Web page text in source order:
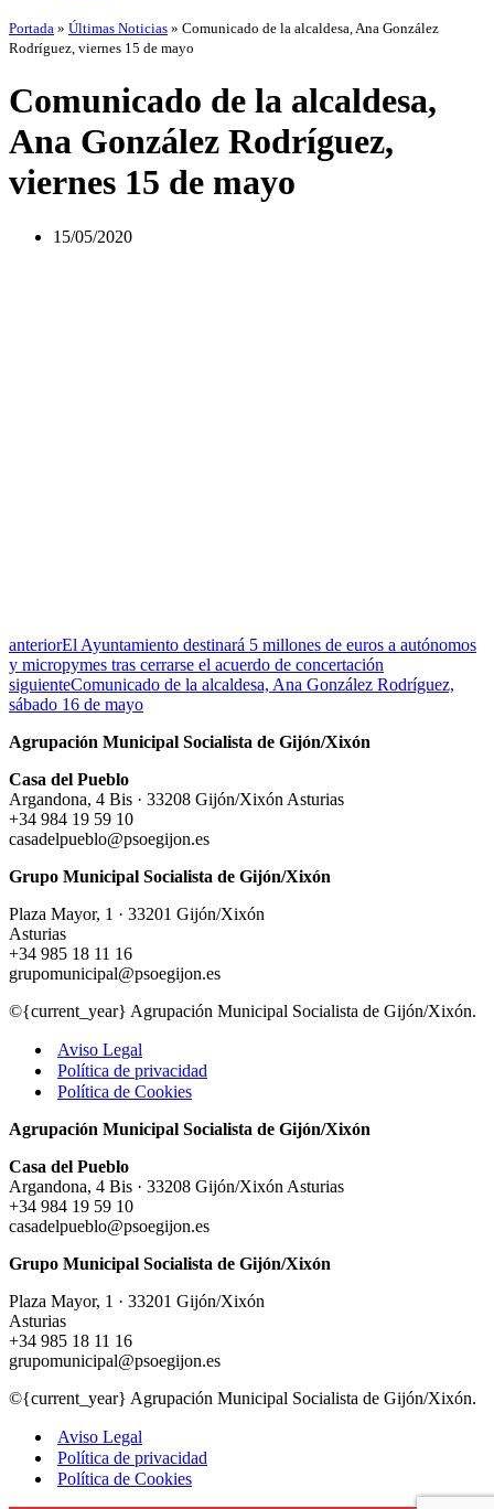
Portada » Últimas Noticias » Comunicado de la alcaldesa, Ana González
Rodríguez, viernes 15 de mayo
Comunicado de la alcaldesa,
Ana González Rodríguez,
viernes 15 de mayo
15/05/2020
anteriorEl Ayuntamiento destinará 5 millones de euros a autónomos
y micropymes tras cerrarse el acuerdo de concertación
siguienteComunicado de la alcaldesa, Ana González Rodríguez,
sábado 16 de mayo
Agrupación Municipal Socialista de Gijón/Xixón
Casa del Pueblo
Argandona, 4 Bis · 33208 Gijón/Xixón Asturias
+34 984 19 59 10
casadelpueblo@psoegijon.es
Grupo Municipal Socialista de Gijón/Xixón
Plaza Mayor, 1 · 33201 Gijón/Xixón
Asturias
+34 985 18 11 16
grupomunicipal@psoegijon.es
©{current_year} Agrupación Municipal Socialista de Gijón/Xixón.
Aviso Legal
Política de privacidad
Política de Cookies
Agrupación Municipal Socialista de Gijón/Xixón
Casa del Pueblo
Argandona, 4 Bis · 33208 Gijón/Xixón Asturias
+34 984 19 59 10
casadelpueblo@psoegijon.es
Grupo Municipal Socialista de Gijón/Xixón
Plaza Mayor, 1 · 33201 Gijón/Xixón
Asturias
+34 985 18 11 16
grupomunicipal@psoegijon.es
©{current_year} Agrupación Municipal Socialista de Gijón/Xixón.
Aviso Legal
Política de privacidad
Política de Cookies